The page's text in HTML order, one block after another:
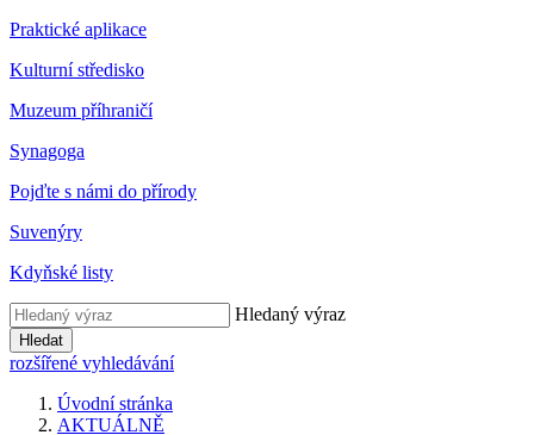
Praktické aplikace
Kulturní středisko
Muzeum příhraničí
Synagoga
Pojďte s námi do přírody
Suvenýry
Kdyňské listy
Hledaný výraz
Hledat
rozšířené vyhledávání
Úvodní stránka
AKTUÁLNĚ